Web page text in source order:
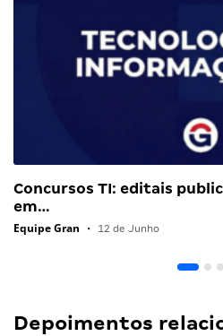
Concursos TI: editais
em…
Equipe Gran • 12 de Junho
Depoimentos